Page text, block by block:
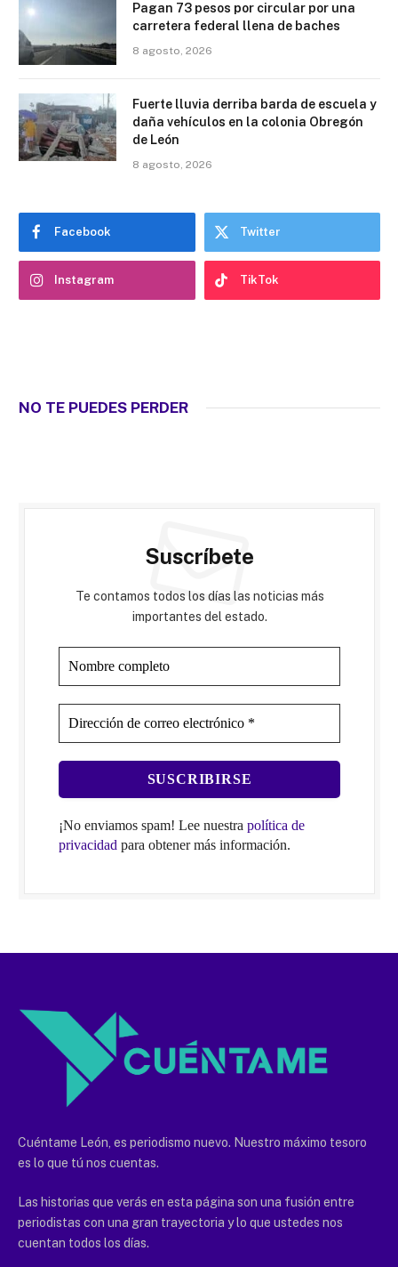
Pagan 73 pesos por circular por una
carretera federal llena de baches
8 agosto, 2026
Fuerte lluvia derriba barda de escuela y
daña vehículos en la colonia Obregón
de León
8 agosto, 2026
Facebook Twitter
Instagram TikTok
NO TE PUEDES PERDER
Suscríbete
Te contamos todos los días las noticias más
importantes del estado.
¡No enviamos spam! Lee nuestra política de
privacidad para obtener más información.
Cuéntame León, es periodismo nuevo. Nuestro máximo tesoro
es lo que tú nos cuentas.
Las historias que verás en esta página son una fusión entre
periodistas con una gran trayectoria y lo que ustedes nos
cuentan todos los días.